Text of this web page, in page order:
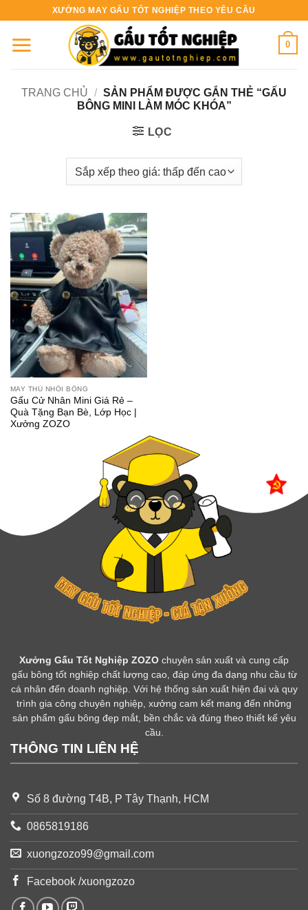
nội
XƯỞNG MAY GẤU TỐT NGHIỆP THEO YÊU CẦU
0
TRANG CHỦ / SẢN PHẨM ĐƯỢC GẮN THẺ “GẤU
BÔNG MINI LÀM MÓC KHÓA”
LỌC
MAY THÚ NHỒI BÔNG
Gấu Cử Nhân Mini Giá Rẻ –
Quà Tặng Bạn Bè, Lớp Học |
Xưởng ZOZO
Xưởng Gấu Tốt Nghiệp ZOZO chuyên sản xuất và cung cấp
gấu bông tốt nghiệp chất lượng cao, đáp ứng đa dạng nhu cầu từ
cá nhân đến doanh nghiệp. Với hệ thống sản xuất hiện đại và quy
trình gia công chuyên nghiệp, xưởng cam kết mang đến những
sản phẩm gấu bông đẹp mắt, bền chắc và đúng theo thiết kế yêu
cầu.
THÔNG TIN LIÊN HỆ
Số 8 đường T4B, P Tây Thạnh, HCM
0865819186
xuongzozo99@gmail.com
Facebook /xuongzozo